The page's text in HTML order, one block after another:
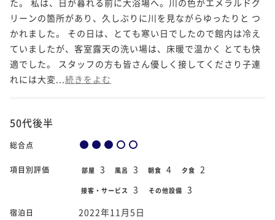
リーンの箇所があり、久しぶりに川を見ながらゆったりと つ
かれました。 その日は、とても寒い日でしたので館内は冷え
ていましたが、客室露天の洗い場は、床暖で温かく とても快
適でした。 スタッフの方も皆さん優しく接してくださり子連
れには大変... 続きをよむ
50代後半
総合点
項目別評価 部屋 3 風呂 3 朝食 4 夕食 2
接客・サービス 3 その他設備 3
宿泊日 2022年11月5日